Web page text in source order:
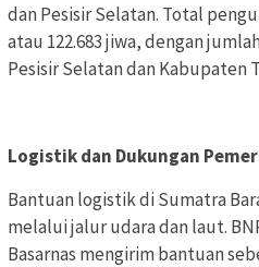
dan Pesisir Selatan. Total
atau 122.683 jiwa, dengan
Pesisir Selatan dan Kabupaten
Logistik dan Dukungan
Bantuan logistik di Sumatra
melalui jalur udara dan laut.
Basarnas mengirim bantuan